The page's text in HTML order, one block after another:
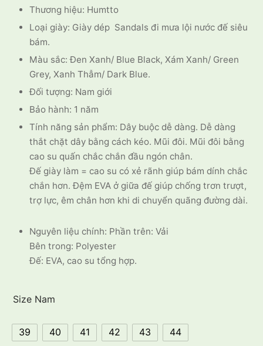
Thương hiệu: Humtto
Loại giày: Giày dép Sandals đi mưa lội nước đế siêu
bám.
Màu sắc: Đen Xanh/ Blue Black, Xám Xanh/ Green
Grey, Xanh Thẫm/ Dark Blue.
Đối tượng: Nam giới
Bảo hành: 1 năm
Tính năng sản phẩm: Dây buộc dễ dàng. Dễ dàng
thắt chặt dây bằng cách kéo. Mũi đôi. Mũi đôi bằng
cao su quấn chắc chắn đầu ngón chân.
Đế giày làm = cao su có xẻ rãnh giúp bám dính chắc
chắn hơn. Đệm EVA ở giữa đế giúp chống trơn trượt,
trợ lực, êm chân hơn khi di chuyển quãng đường dài.
Nguyên liệu chính: Phần trên: Vải
Bên trong: Polyester
Đế: EVA, cao su tổng hợp.
Size Nam
39 40 41 42 43 44